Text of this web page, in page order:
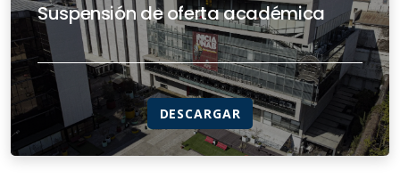
Suspensión de oferta académica
DESCARGAR